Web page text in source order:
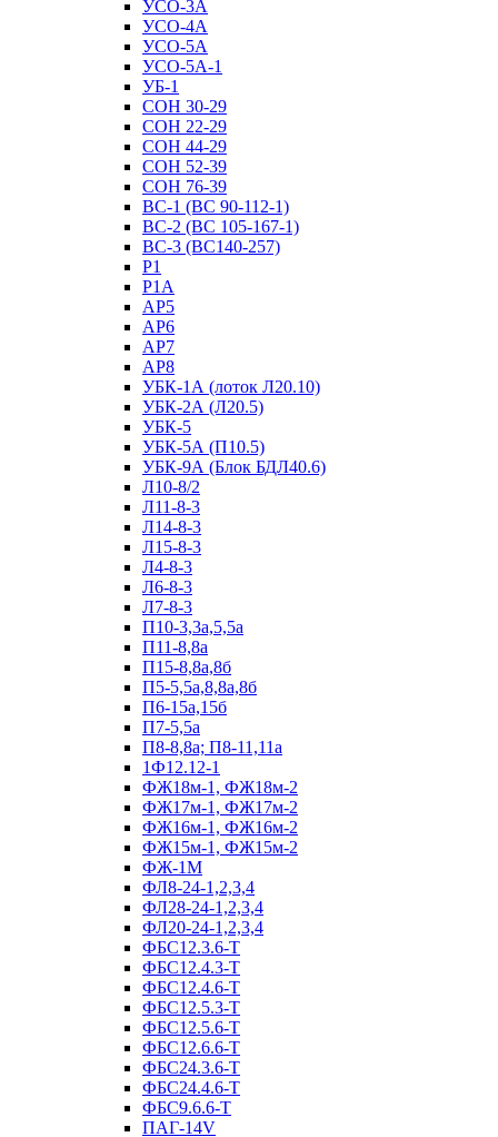
УСО-3А
УСО-4А
УСО-5А
УСО-5А-1
УБ-1
СОН 30-29
СОН 22-29
СОН 44-29
СОН 52-39
СОН 76-39
ВС-1 (ВС 90-112-1)
ВС-2 (ВС 105-167-1)
ВС-3 (ВС140-257)
Р1
Р1А
АР5
АР6
АР7
АР8
УБК-1А (лоток Л20.10)
УБК-2А (Л20.5)
УБК-5
УБК-5А (П10.5)
УБК-9А (Блок БДЛ40.6)
Л10-8/2
Л11-8-3
Л14-8-3
Л15-8-3
Л4-8-3
Л6-8-3
Л7-8-3
П10-3,3а,5,5а
П11-8,8а
П15-8,8а,8б
П5-5,5а,8,8а,8б
П6-15а,15б
П7-5,5а
П8-8,8а; П8-11,11а
1Ф12.12-1
ФЖ18м-1, ФЖ18м-2
ФЖ17м-1, ФЖ17м-2
ФЖ16м-1, ФЖ16м-2
ФЖ15м-1, ФЖ15м-2
ФЖ-1М
ФЛ8-24-1,2,3,4
ФЛ28-24-1,2,3,4
ФЛ20-24-1,2,3,4
ФБС12.3.6-Т
ФБС12.4.3-Т
ФБС12.4.6-Т
ФБС12.5.3-Т
ФБС12.5.6-Т
ФБС12.6.6-Т
ФБС24.3.6-Т
ФБС24.4.6-Т
ФБС9.6.6-Т
ПАГ-14V